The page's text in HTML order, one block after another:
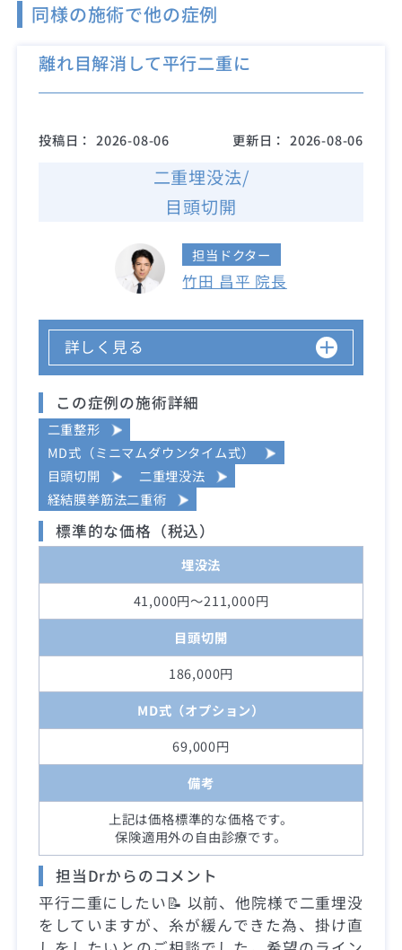
同様の施術で他の症例
離れ目解消して平行二重に
投稿日： 2026-08-06 更新日： 2026-08-06
二重埋没法/
目頭切開
担当ドクター
竹田 昌平 院長
詳しく見る
この症例の施術詳細
二重整形
MD式（ミニマムダウンタイム式）
目頭切開
二重埋没法
経結膜挙筋法二重術
標準的な価格（税込）
埋没法
41,000円～211,000円
目頭切開
186,000円
MD式（オプション）
69,000円
備考
上記は価格標準的な価格です。
保険適用外の自由診療です。
担当Drからのコメント
平行二重にしたい📝 以前、他院様で二重埋没
をしていますが、糸が緩んできた為、掛け直